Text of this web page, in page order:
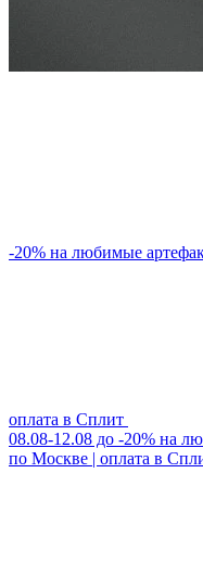
-20% на любимые
оплата в Сплит
08.08-12.08 до -20% на
по Москве | оплата в